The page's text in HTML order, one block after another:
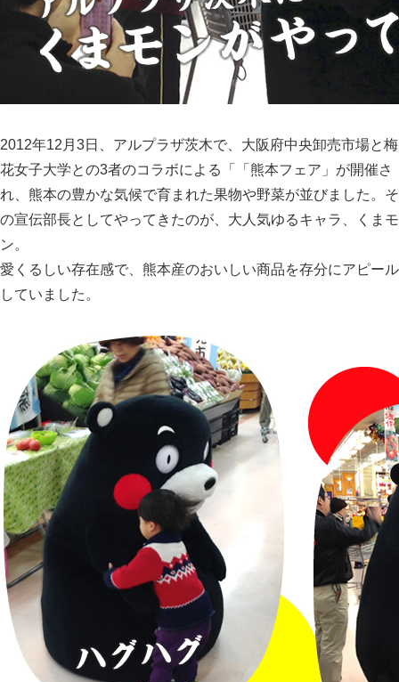
2012年12月3日、アルプラザ茨木で、大阪府中央卸売市場と梅
花女子大学との3者のコラボによる「「熊本フェア」が開催さ
れ、熊本の豊かな気候で育まれた果物や野菜が並びました。そ
の宣伝部長としてやってきたのが、大人気ゆるキャラ、くまモ
ン。
愛くるしい存在感で、熊本産のおいしい商品を存分にアピール
していました。